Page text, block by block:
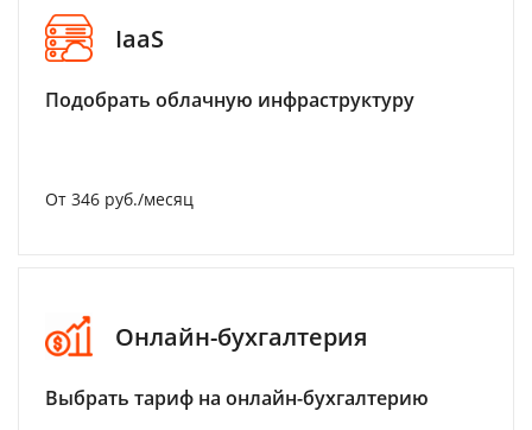
IaaS
Подобрать облачную инфраструктуру
От 346 руб./месяц
Онлайн-бухгалтерия
Выбрать тариф на онлайн-бухгалтерию